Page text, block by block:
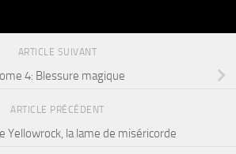
ARTICLE SUIVANT
4: Blessure magique
ARTICLE PRÉCÉDENT
Yellowrock, la lame de miséricorde